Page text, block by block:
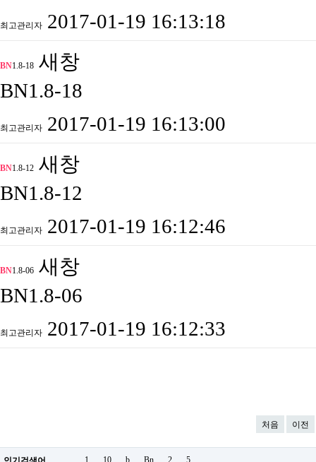
최고관리자 2017-01-19 16:13:18
BN1.8-18 새창
BN1.8-18
최고관리자 2017-01-19 16:13:00
BN1.8-12 새창
BN1.8-12
최고관리자 2017-01-19 16:12:46
BN1.8-06 새창
BN1.8-06
최고관리자 2017-01-19 16:12:33
처음 이전
1 10 b Bn 2 5